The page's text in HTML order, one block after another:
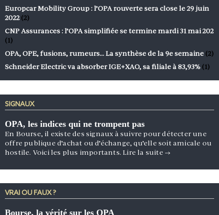
Europcar Mobility Group : l’OPA rouverte sera close le 29 juin
2022 (2)
CNP Assurances : l’OPA simplifiée se termine mardi 31 mai 202
(1)
OPA, OPE, fusions, rumeurs… La synthèse de la 9e semaine (2)
Schneider Electric va absorber IGE+XAO, sa filiale à 83,93% (1)
SIGNAUX
OPA, les indices qui ne trompent pas
En Bourse, il existe des signaux à suivre pour détecter une
offre publique d’achat ou d’échange, qu’elle soit amicale ou
hostile. Voici les plus importants.Lire la suite →
VRAI OU FAUX ?
Bourse, la vérité sur les OPA